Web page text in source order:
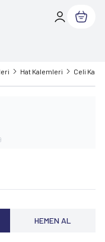
Sepetim
Hat Kalemleri Celi
HEMEN AL